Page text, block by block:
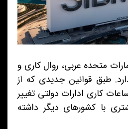
متحده عربی، روال کاری و
طبق قوانین جدیدی که از
شد، ساعات کاری ادارات دولتی تغییر
با کشورهای دیگر داشته